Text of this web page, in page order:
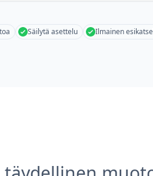
Säilytä asettelu Ilmainen